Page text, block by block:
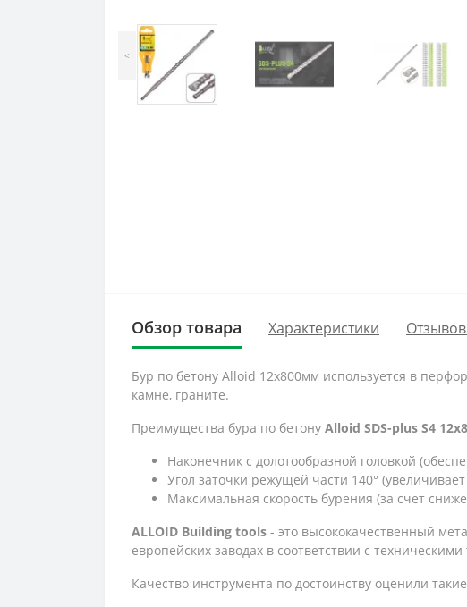
<
Обзор товара Характеристики
Бур по бетону Alloid 12x800мм используется в
камне, граните.
Преимущества бура по бетону Alloid SDS-plus S4
Наконечник с долотообразной головкой
Угол заточки режущей части 140°
Максимальная скорость бурения (за счет
ALLOID Building tools - это высококачественный
европейских заводах в соответствии с
Качество инструмента по достоинству оценили